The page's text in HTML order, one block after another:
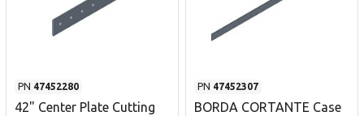
PN 47452280
42" Center Plate Cutting
PN 47452307
BORDA CORTANTE Case